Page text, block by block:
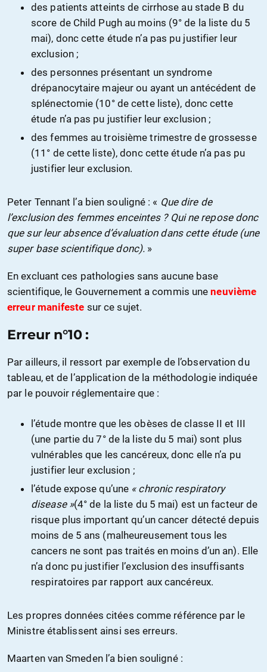
des patients atteints de cirrhose au stade B du
score de Child Pugh au moins (9° de la liste du 5
mai), donc cette étude n’a pas pu justifier leur
exclusion ;
des personnes présentant un syndrome
drépanocytaire majeur ou ayant un antécédent de
splénectomie (10° de cette liste), donc cette
étude n’a pas pu justifier leur exclusion ;
des femmes au troisième trimestre de grossesse
(11° de cette liste), donc cette étude n’a pas pu
justifier leur exclusion.
Peter Tennant l’a bien souligné : « Que dire de
l’exclusion des femmes enceintes ? Qui ne repose donc
que sur leur absence d’évaluation dans cette étude (une
super base scientifique donc). »
En excluant ces pathologies sans aucune base
scientifique, le Gouvernement a commis uneneuvième
erreur manifeste sur ce sujet.
Erreur n°10 :
Par ailleurs, il ressort par exemple de l’observation du
tableau, et de l’application de la méthodologie indiquée
par le pouvoir réglementaire que :
l’étude montre que les obèses de classe II et III
(une partie du 7° de la liste du 5 mai) sont plus
vulnérables que les cancéreux, donc elle n’a pu
justifier leur exclusion ;
l’étude expose qu’une « chronic respiratory
disease »(4° de la liste du 5 mai) est un facteur de
risque plus important qu’un cancer détecté depuis
moins de 5 ans (malheureusement tous les
cancers ne sont pas traités en moins d’un an). Elle
n’a donc pu justifier l’exclusion des insuffisants
respiratoires par rapport aux cancéreux.
Les propres données citées comme référence par le
Ministre établissent ainsi ses erreurs.
Maarten van Smeden l’a bien souligné :